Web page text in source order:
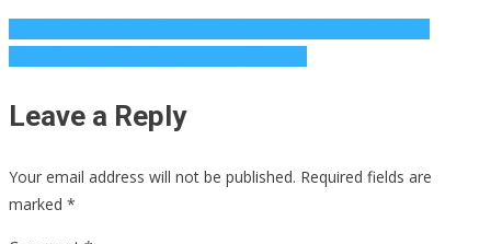
Leave a Reply
Your email address will not be published. Required fields are
marked *